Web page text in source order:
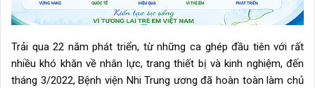
Trải qua 22 năm phát triển, từ những ca ghép đầu tiên với rất
nhiều khó khăn về nhân lực, trang thiết bị và kinh nghiệm, đến
tháng 3/2022, Bệnh viện Nhi Trung ương đã hoàn toàn làm chủ